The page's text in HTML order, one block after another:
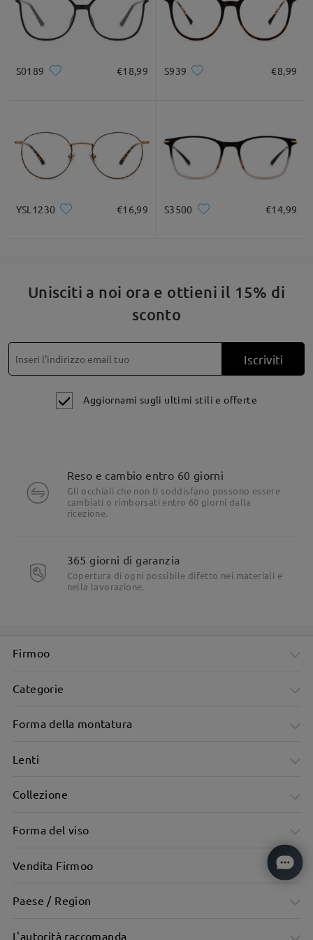
S0189 €18,99 S939 €8,99
YSL1230 €16,99 S3500 €14,99
Unisciti a noi ora e ottieni il 15% di
sconto
Iscriviti
Aggiornami sugli ultimi stili e offerte
Reso e cambio entro 60 giorni
Gli occhiali che non ti soddisfano possono essere
cambiati o rimborsati entro 60 giorni dalla
ricezione.
365 giorni di garanzia
Copertura di ogni possibile difetto nei materiali e
nella lavorazione.
Firmoo
Categorie
Forma della montatura
Lenti
Collezione
Forma del viso
Vendita Firmoo
Paese / Region
L'autorità raccomanda